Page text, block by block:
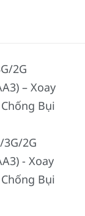
2G
– Xoay
Bụi